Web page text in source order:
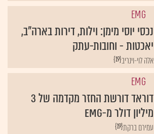
EMG
נכסי יוסי מימן: וילות, דירות בארה"ב,
יאכטות - וחובות-עתק
{19}אלה לוי-וינריב
EMG
דוראד דורשת החזר מקדמה של 3
מיליון דולר מ-EMG
{19}עמירם ברקת